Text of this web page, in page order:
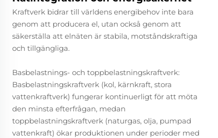
Kraftverk bidrar till världens energibehov inte bara
genom att producera el, utan också genom att
säkerställa att elnäten är stabila, motståndskraftiga
och tillgängliga.
Basbelastnings- och toppbelastningskraftverk:
Basbelastningskraftverk (kol, kärnkraft, stora
vattenkraftverk) fungerar kontinuerligt för att möta
den minsta efterfrågan, medan
toppbelastningskraftverk (naturgas, olja, pumpad
vattenkraft) ökar produktionen under perioder med